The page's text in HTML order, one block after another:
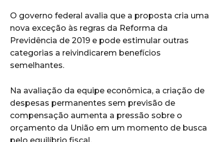
O governo federal avalia que a proposta cria uma
nova exceção às regras da Reforma da
Previdência de 2019 e pode estimular outras
categorias a reivindicarem benefícios
semelhantes.
Na avaliação da equipe econômica, a criação de
despesas permanentes sem previsão de
compensação aumenta a pressão sobre o
orçamento da União em um momento de busca
pelo equilíbrio fiscal.